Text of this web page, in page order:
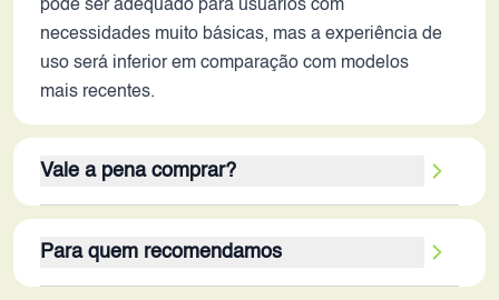
pode ser adequado para usuários com
necessidades muito básicas, mas a experiência de
uso será inferior em comparação com modelos
mais recentes.
Vale a pena comprar?
para a maioria dos usuários. Seus pontos fortes,
como bateria de longa duração, não compensam
Para quem recomendamos